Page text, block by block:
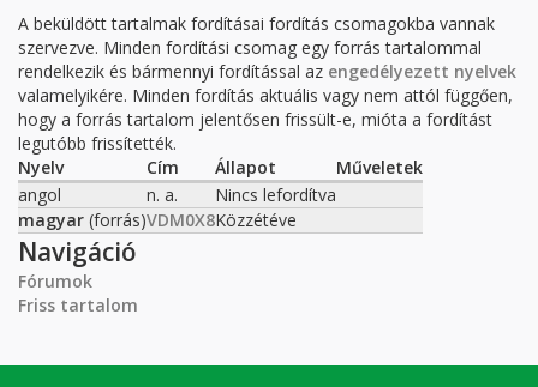
A beküldött tartalmak fordításai fordítás csomagokba vannak
szervezve. Minden fordítási csomag egy forrás tartalommal
rendelkezik és bármennyi fordítással az engedélyezett nyelvek
valamelyikére. Minden fordítás aktuális vagy nem attól függően,
hogy a forrás tartalom jelentősen frissült-e, mióta a fordítást
legutóbb frissítették.
Nyelv
Cím Állapot
Műveletek
angol
n. a.
Nincs lefordítva
magyar (forrás)VDM0X8Közzétéve
Navigáció
Fórumok
Friss tartalom